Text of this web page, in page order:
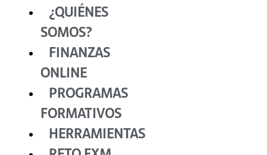
¿QUIÉNES
SOMOS?
FINANZAS
ONLINE
PROGRAMAS
FORMATIVOS
HERRAMIENTAS